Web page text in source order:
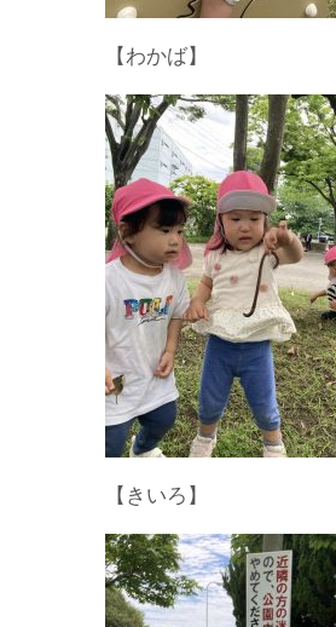
【わかば】
【きいろ】